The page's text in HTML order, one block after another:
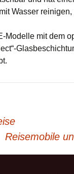
Wasser
Modelle mit dem
Reisemobile